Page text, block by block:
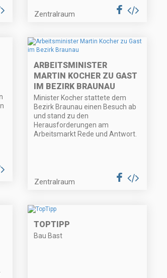
Zentralraum
ARBEITSMINISTER
MARTIN KOCHER ZU GAST
IM BEZIRK BRAUNAU
Minister Kocher stattete dem
Bezirk Braunau einen Besuch ab
und stand zu den
Herausforderungen am
Arbeitsmarkt Rede und Antwort.
Zentralraum
TOPTIPP
Bau Bast